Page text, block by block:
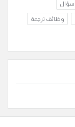
سؤال
وظائف ترجمة